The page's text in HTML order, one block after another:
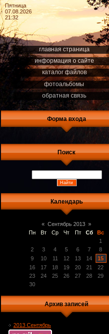
Пятница
07.08.2026
21:32
главная страница
информация о сайте
каталог файлов
фотоальбомы
обратная связь
Форма входа
Поиск
Календарь
« Сентябрь 2013 »
Пн
Вт Ср Чт Пт Сб
Вс
1
2
3 4 5 6 7
8
9
10 11 12 13 14
15
16
17 18 19 20 21
22
23
24 25 26 27 28
29
30
Архив записей
2013 Сентябрь